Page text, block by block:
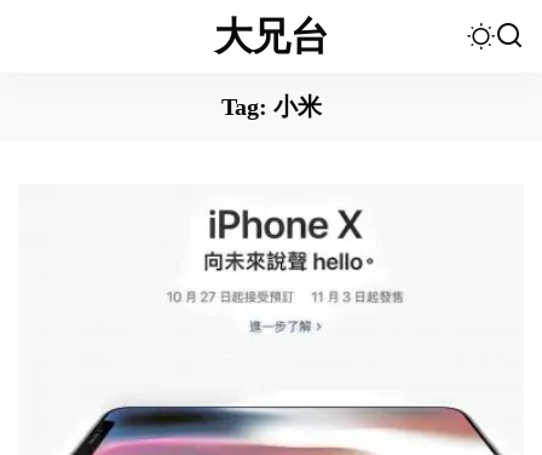
大兄台
Tag: 小米